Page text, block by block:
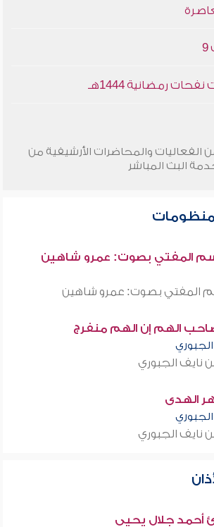
رمضانية 1444هـ
الفعاليات والمحاضرات الأرشيفية من
البث المباشر
المفتي بصوت: عمرو شاهين
المفتي بصوت: عمرو شاهين
الهم إن الهم منفرج
نايف الجبوري
الهدى
نايف الجبوري
أحمد جلال يحيى